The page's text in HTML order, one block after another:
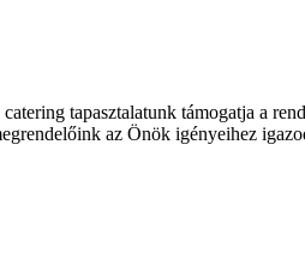
tapasztalatunk támogatja a
az Önök igényeihez